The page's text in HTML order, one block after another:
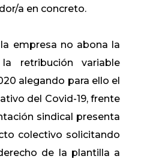
a en concreto.
empresa no abona la
retribución variable
alegando para ello el
del Covid-19, frente
sindical presenta
colectivo solicitando
de la plantilla a